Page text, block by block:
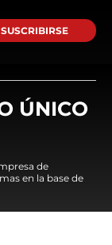
SUSCRIBIRSE
ÚNICO
de
en la base de